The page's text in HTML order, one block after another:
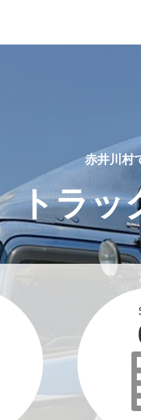
赤井川村
トラッ